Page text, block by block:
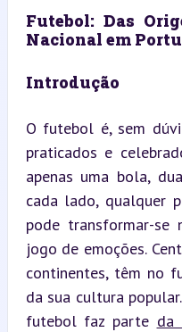
Futebol: Das
Nacional em
Introdução
O futebol é, sem
praticados e
apenas uma bola,
cada lado, qualquer
pode transformar-
jogo de emoções.
continentes, têm no
da sua cultura
futebol faz parte da